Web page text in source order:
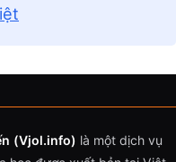
(Vjol.info) là một dịch vụ